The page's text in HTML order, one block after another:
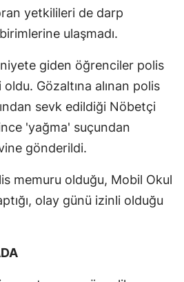
yetkilileri de darp
ulaşmadı.
giden öğrenciler polis
Gözaltına alınan polis
sevk edildiği Nöbetçi
'yağma' suçundan
gönderildi.
memuru olduğu, Mobil Okul
olay günü izinli olduğu